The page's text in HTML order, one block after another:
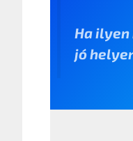
Ha
jó